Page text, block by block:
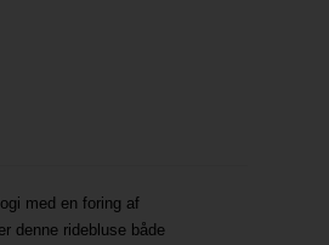
med en foring af
denne ridebluse både